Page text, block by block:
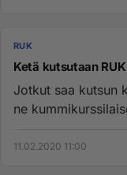
RUK
Ketä kutsutaan
Jotkut saa kutsun
ne
11.02.2020 11:00